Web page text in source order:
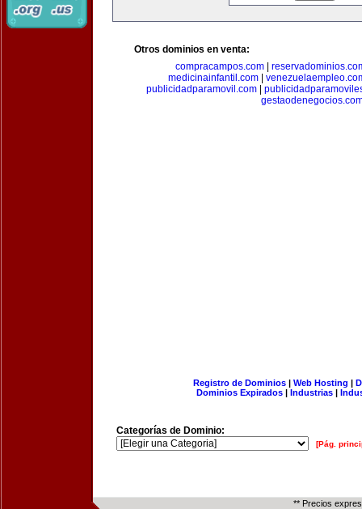
Otros dominios en venta:
compracampos.com
medicinainfantil.com|
publicidadparamovil.com
Registro de Dominios| Web Hosting |
Dominios Expirados | Industrias |
Categorías de Dominio:
[Pág.
** Precios